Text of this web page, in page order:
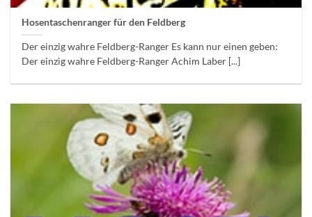
Hosentaschenranger für den Feldberg
Der einzig wahre Feldberg-Ranger Es kann nur einen geben:
Der einzig wahre Feldberg-Ranger Achim Laber [...]